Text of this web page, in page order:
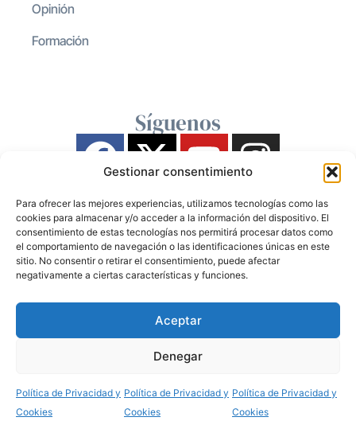
Gestionar consentimiento
Para ofrecer las mejores experiencias, utilizamos tecnologías como las
cookies para almacenar y/o acceder a la información del dispositivo. El
consentimiento de estas tecnologías nos permitirá procesar datos como
el comportamiento de navegación o las identificaciones únicas en este
sitio. No consentir o retirar el consentimiento, puede afectar
negativamente a ciertas características y funciones.
Aceptar
Denegar
Política de Privacidad y
Cookies
Política de Privacidad y
Cookies
Política de Privacidad y
Cookies
Opinión
Formación
Síguenos